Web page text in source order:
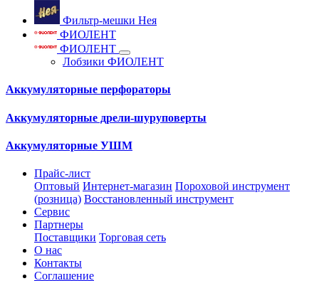
Фильтр-мешки Нея
ФИОЛЕНТ
ФИОЛЕНТ
Лобзики ФИОЛЕНТ
Аккумуляторные перфораторы
Аккумуляторные дрели-шуруповерты
Аккумуляторные УШМ
Прайс-лист
Оптовый Интернет-магазин Пороховой инструмент
(розница) Восстановленный инструмент
Сервис
Партнеры
Поставщики Торговая сеть
О нас
Контакты
Соглашение